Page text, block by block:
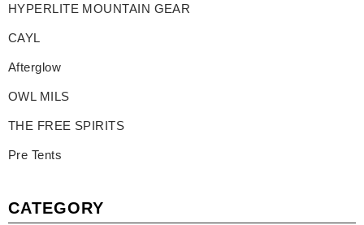
HYPERLITE MOUNTAIN GEAR
CAYL
Afterglow
OWL MILS
THE FREE SPIRITS
Pre Tents
CATEGORY